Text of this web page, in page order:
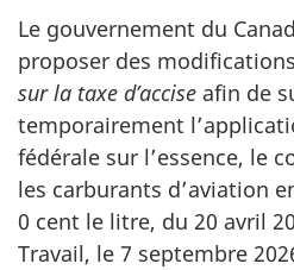
Le gouvernement du
proposer des
sur la taxe d’accise afin de
temporairement
fédérale sur l’essence, le
les carburants d’aviation
0 cent le litre, du 20 avril
Travail, le 7 septembre